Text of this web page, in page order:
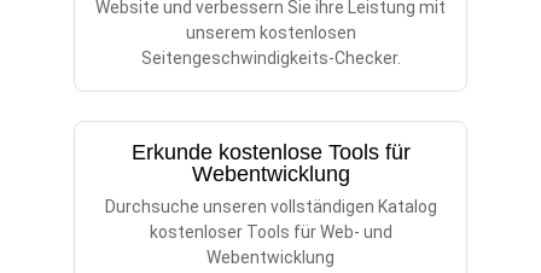
Website und verbessern Sie ihre Leistung mit
unserem kostenlosen
Seitengeschwindigkeits-Checker.
Erkunde kostenlose Tools für
Webentwicklung
Durchsuche unseren vollständigen Katalog
kostenloser Tools für Web- und
Webentwicklung